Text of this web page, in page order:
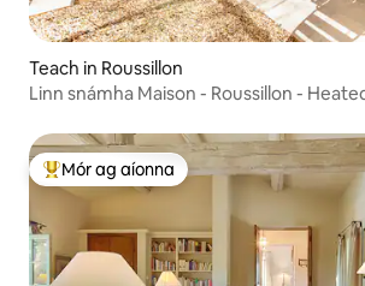
Teach in Roussillon
Linn snámha Maison - Roussillon -
An-mhór ag aíonna
Mór ag aíonna